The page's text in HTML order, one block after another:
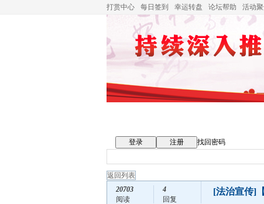
打赏中心 每日签到 幸运转盘 论坛帮助 活动
登录 注册
找回密码
返回列表
20703
阅读
4
回复
[法治宣传]